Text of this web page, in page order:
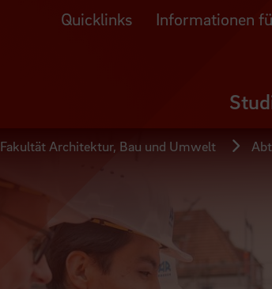
Quicklinks Informationen
Fakultät Architektur, Bau und Umwelt